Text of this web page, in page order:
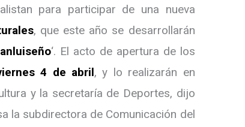
para participar de una nueva
, que este año se desarrollarán
‘. El acto de apertura de los
4 de abril, y lo realizarán en
y la secretaría de Deportes, dijo
la subdirectora de Comunicación del